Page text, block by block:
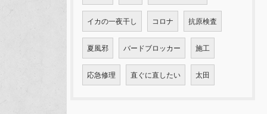
イカの一夜干し コロナ 抗原検査
夏風邪 バードブロッカー 施工
応急修理 直ぐに直したい 太田